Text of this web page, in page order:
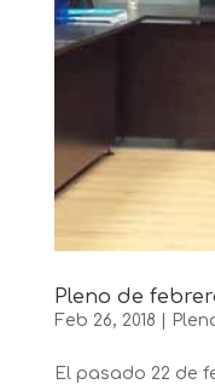
Pleno de
Feb 26, 2018
El pasado 22 de